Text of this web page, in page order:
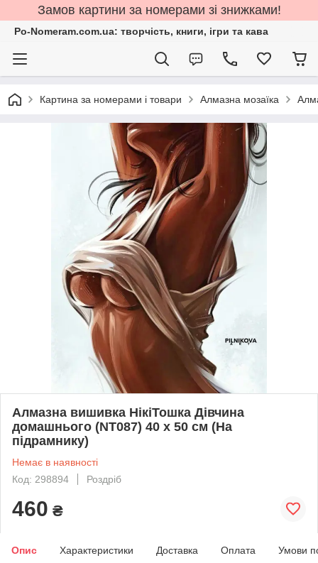
Замов картини за номерами зі знижками!
Po-Nomeram.com.ua: творчість, книги, ігри та кава
Картина за номерами і товари Алмазна мозаїка
Алмазна вишивка НікіТошка Дівчина
домашнього (NT087) 40 х 50 см (На
підрамнику)
Немає в наявності
Код: 298894
Роздріб
460 ₴
Опис Характеристики Доставка Оплата Умови